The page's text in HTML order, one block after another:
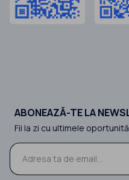
ABONEAZĂ-TE LA
Fii la zi cu ultimele